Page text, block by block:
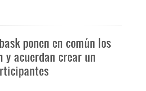
ponen en común los
y acuerdan crear un